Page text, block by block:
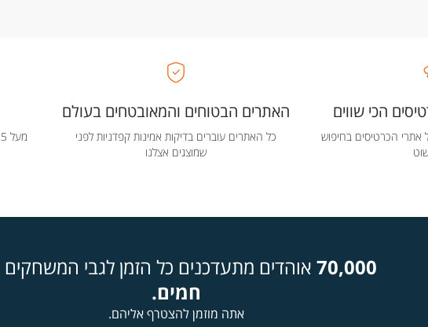
האתרים הבטוחים והמאובטחים בעולם
כל האתרים עוברים בדיקות אמינות קפדניות לפני
שמוצגים אצלנו
הכי שווים
אתרי הכרטיסים בחיפוש
70,000 אוהדים מתעדכנים כל הזמן לגבי המשחקים
חמים.
אתה מוזמן להצטרף אליהם.